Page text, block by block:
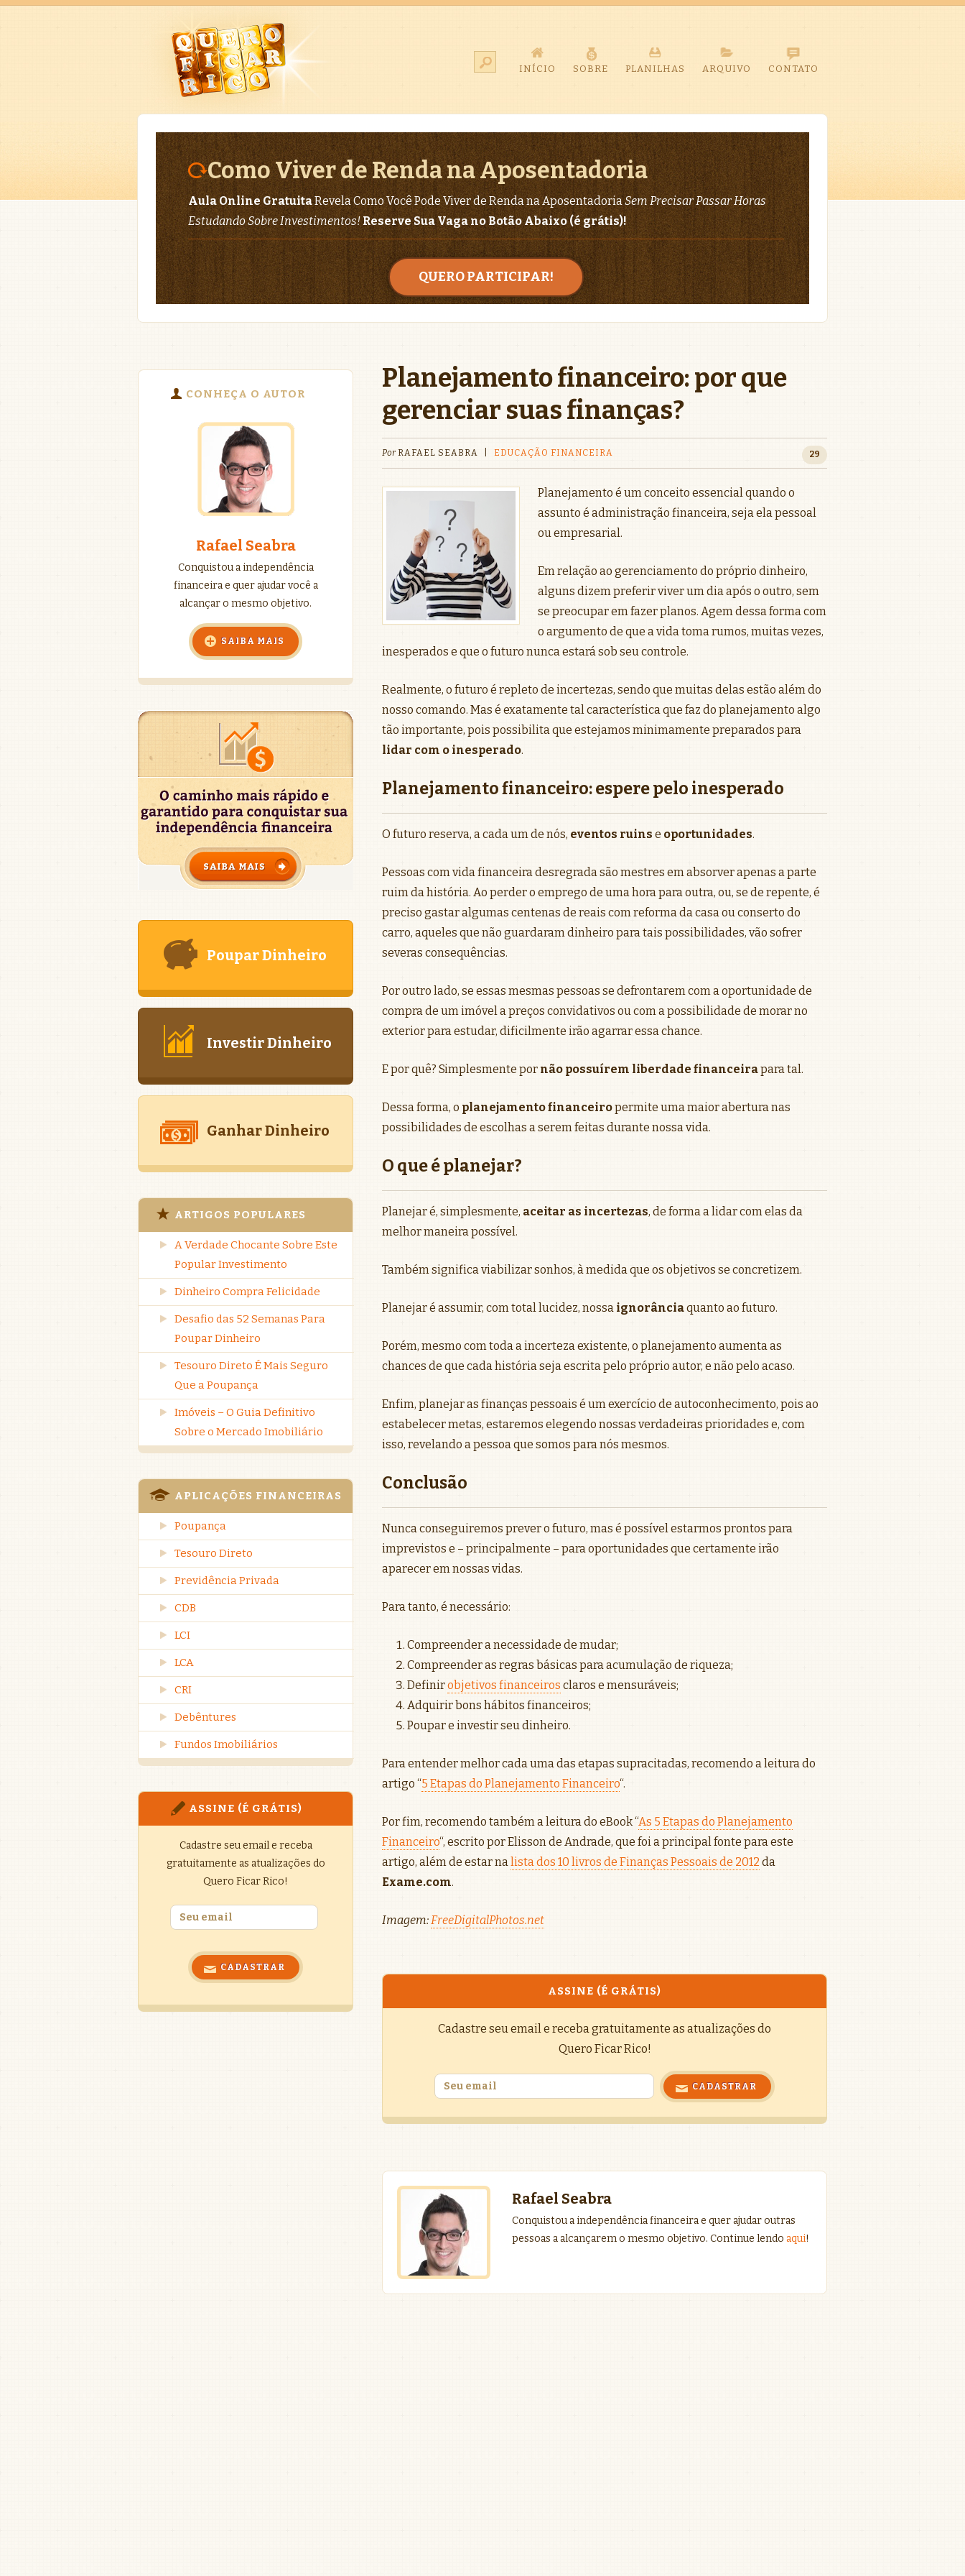
INÍCIO SOBRE PLANILHAS ARQUIVO CONTATO
Como Viver de Renda na Aposentadoria
Aula Online GratuitaRevela Como Você Pode Viver de Renda na AposentadoriaSem Precisar Passar Horas
Estudando Sobre Investimentos! Reserve Sua Vaga no Botão Abaixo (é grátis)!
QUERO PARTICIPAR!
Planejamento financeiro: por que
gerenciar suas finanças?
Por RAFAEL SEABRA EDUCAÇÃO FINANCEIRA 29
Planejamento é um conceito essencial quando o
assunto é administração financeira, seja ela pessoal
ou empresarial.
Em relação ao gerenciamento do próprio dinheiro,
alguns dizem preferir viver um dia após o outro, sem
se preocupar em fazer planos. Agem dessa forma com
o argumento de que a vida toma rumos, muitas vezes,
inesperados e que o futuro nunca estará sob seu controle.
Realmente, o futuro é repleto de incertezas, sendo que muitas delas estão além do
nosso comando. Mas é exatamente tal característica que faz do planejamento algo
tão importante, pois possibilita que estejamos minimamente preparados para
lidar com o inesperado.
Planejamento financeiro: espere pelo inesperado
O futuro reserva, a cada um de nós, eventos ruins e oportunidades.
Pessoas com vida financeira desregrada são mestres em absorver apenas a parte
ruim da história. Ao perder o emprego de uma hora para outra, ou, se de repente, é
preciso gastar algumas centenas de reais com reforma da casa ou conserto do
carro, aqueles que não guardaram dinheiro para tais possibilidades, vão sofrer
severas consequências.
Por outro lado, se essas mesmas pessoas se defrontarem com a oportunidade de
compra de um imóvel a preços convidativos ou com a possibilidade de morar no
exterior para estudar, dificilmente irão agarrar essa chance.
E por quê? Simplesmente por não possuírem liberdade financeirapara tal.
Dessa forma, o planejamento financeiropermite uma maior abertura nas
possibilidades de escolhas a serem feitas durante nossa vida.
O que é planejar?
Planejar é, simplesmente, aceitar as incertezas, de forma a lidar com elas da
melhor maneira possível.
Também significa viabilizar sonhos, à medida que os objetivos se concretizem.
Planejar é assumir, com total lucidez, nossa ignorânciaquanto ao futuro.
Porém, mesmo com toda a incerteza existente, o planejamento aumenta as
chances de que cada história seja escrita pelo próprio autor, e não pelo acaso.
Enfim, planejar as finanças pessoais é um exercício de autoconhecimento, pois ao
estabelecer metas, estaremos elegendo nossas verdadeiras prioridades e, com
isso, revelando a pessoa que somos para nós mesmos.
Conclusão
Nunca conseguiremos prever o futuro, mas é possível estarmos prontos para
imprevistos e – principalmente – para oportunidades que certamente irão
aparecer em nossas vidas.
Para tanto, é necessário:
Compreender a necessidade de mudar;
Compreender as regras básicas para acumulação de riqueza;
Definirobjetivos financeiros claros e mensuráveis;
Adquirir bons hábitos financeiros;
Poupar e investir seu dinheiro.
Para entender melhor cada uma das etapas supracitadas, recomendo a leitura do
artigo “5 Etapas do Planejamento Financeiro“.
Por fim, recomendo também a leitura do eBook “As 5 Etapas do Planejamento
Financeiro“, escrito por Elisson de Andrade, que foi a principal fonte para este
artigo, além de estar nalista dos 10 livros de Finanças Pessoais de 2012 da
Exame.com.
Imagem:FreeDigitalPhotos.net
ASSINE (É GRÁTIS)
Cadastre seu email e receba gratuitamente as atualizações do
Quero Ficar Rico!
Rafael Seabra
Conquistou a independência financeira e quer ajudar outras
pessoas a alcançarem o mesmo objetivo. Continue lendo aqui!
CONHEÇA O AUTOR
Rafael Seabra
Conquistou a independência
financeira e quer ajudar você a
alcançar o mesmo objetivo.
SAIBA MAIS
Poupar Dinheiro
Investir Dinheiro
Ganhar Dinheiro
ARTIGOS POPULARES
A Verdade Chocante Sobre Este
Popular Investimento
Dinheiro Compra Felicidade
Desafio das 52 Semanas Para
Poupar Dinheiro
Tesouro Direto É Mais Seguro
Que a Poupança
Imóveis – O Guia Definitivo
Sobre o Mercado Imobiliário
APLICAÇÕES FINANCEIRAS
Poupança
Tesouro Direto
Previdência Privada
CDB
LCI
LCA
CRI
Debêntures
Fundos Imobiliários
ASSINE (É GRÁTIS)
Cadastre seu email e receba
gratuitamente as atualizações do
Quero Ficar Rico!